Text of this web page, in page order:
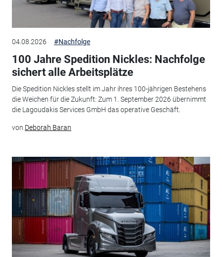
04.08.2026 #Nachfolge
100 Jahre Spedition Nickles: Nachfolge
sichert alle Arbeitsplätze
Die Spedition Nickles stellt im Jahr ihres 100-jährigen Bestehens
die Weichen für die Zukunft: Zum 1. September 2026 übernimmt
die Lagoudakis Services GmbH das operative Geschäft.
von Deborah Baran